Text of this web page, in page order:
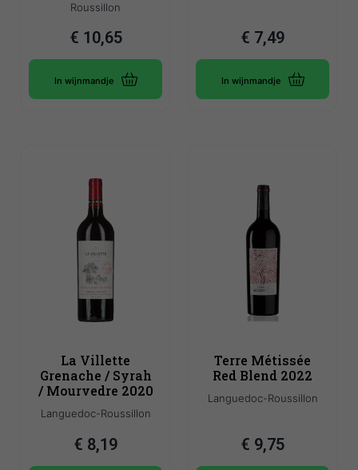
Roussillon
€ 10,65
In wijnmandje
€ 7,49
In wijnmandje
La Villette
Grenache / Syrah
/ Mourvedre 2020
Languedoc-Roussillon
€ 8,19
Terre Métissée
Red Blend 2022
Languedoc-Roussillon
€ 9,75